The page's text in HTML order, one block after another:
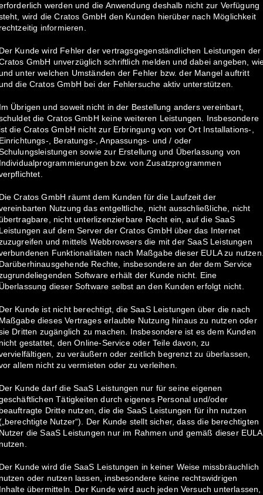
werden und die Anwendung deshalb nicht zur Verfügung
wird die Cratos GmbH den Kunden hierüber nach Möglichkeit
informieren.
Kunde wird Fehler der vertragsgegenständlichen Leistungen der
GmbH unverzüglich schriftlich melden und dabei angeben,
unter welchen Umständen der Fehler bzw. der Mangel auftritt
die Cratos GmbH bei der Fehlersuche aktiv unterstützen.
Übrigen und soweit nicht in der Bestellung anders vereinbart,
die Cratos GmbH keine weiteren Leistungen. Insbesondere
die Cratos GmbH nicht zur Erbringung von vor Ort Installations-,
, Beratungs-, Anpassungs- und / oder
sowie zur Erstellung und Überlassung von
bzw. von Zusatzprogrammen
Cratos GmbH räumt dem Kunden für die Laufzeit der
Nutzung das entgeltliche, nicht ausschließliche, nicht
nicht unterlizenzierbare Recht ein, auf die SaaS
auf dem Server der Cratos GmbH über das Internet
und mittels Webbrowsers die mit der SaaS Leistungen
Funktionalitäten nach Maßgabe dieser EULA zu
Rechte, insbesondere an der dem Service
Software erhält der Kunde nicht. Eine
dieser Software selbst an den Kunden erfolgt nicht.
Kunde ist nicht berechtigt, die SaaS Leistungen über die nach
dieses Vertrages erlaubte Nutzung hinaus zu nutzen oder
Dritten zugänglich zu machen. Insbesondere ist es dem Kunden
gestattet, den Online-Service oder Teile davon, zu
zu veräußern oder zeitlich begrenzt zu überlassen,
allem nicht zu vermieten oder zu verleihen.
Kunde darf die SaaS Leistungen nur für seine eigenen
Tätigkeiten durch eigenes Personal und/oder
Dritte nutzen, die die SaaS Leistungen für ihn nutzen
Nutzer“). Der Kunde stellt sicher, dass die berechtigten
die SaaS Leistungen nur im Rahmen und gemäß dieser EULA
Kunde wird die SaaS Leistungen in keiner Weise missbräuchlich
oder nutzen lassen, insbesondere keine rechtswidrigen
übermitteln. Der Kunde wird auch jeden Versuch unterlassen,